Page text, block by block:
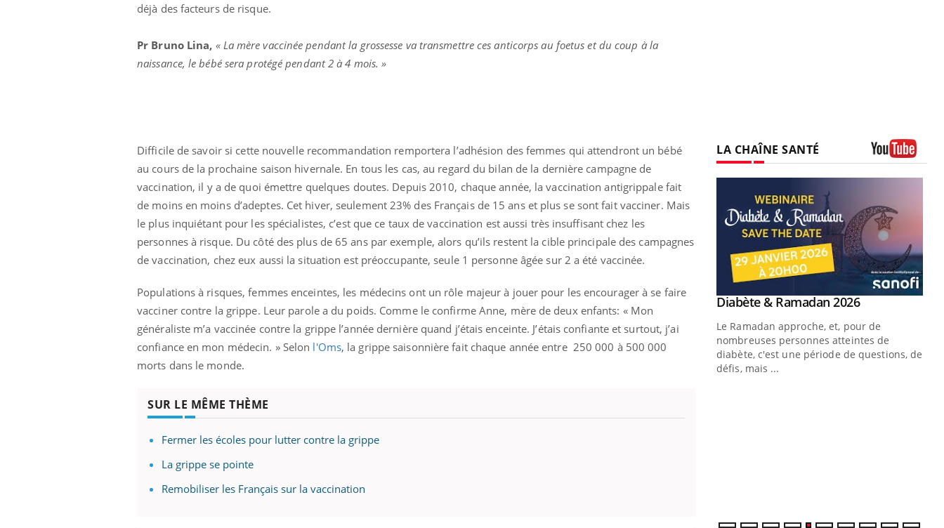
déjà des facteurs de risque.
Pr Bruno Lina, « La mère vaccinée pendant la grossesse va transmettre ces anticorps au foetus et du coup à la
naissance, le bébé sera protégé pendant 2 à 4 mois. »
Difficile de savoir si cette nouvelle recommandation remportera l’adhésion des femmes qui attendront un bébé
au cours de la prochaine saison hivernale. En tous les cas, au regard du bilan de la dernière campagne de
vaccination, il y a de quoi émettre quelques doutes. Depuis 2010, chaque année, la vaccination antigrippale fait
de moins en moins d’adeptes. Cet hiver, seulement 23% des Français de 15 ans et plus se sont fait vacciner. Mais
le plus inquiétant pour les spécialistes, c’est que ce taux de vaccination est aussi très insuffisant chez les
personnes à risque. Du côté des plus de 65 ans par exemple, alors qu’ils restent la cible principale des campagnes
de vaccination, chez eux aussi la situation est préoccupante, seule 1 personne âgée sur 2 a été vaccinée.
Populations à risques, femmes enceintes, les médecins ont un rôle majeur à jouer pour les encourager à se faire
vacciner contre la grippe. Leur parole a du poids. Comme le confirme Anne, mère de deux enfants: « Mon
généraliste m’a vaccinée contre la grippe l’année dernière quand j’étais enceinte. J’étais confiante et surtout, j’ai
confiance en mon médecin. » Selon l'Oms, la grippe saisonnière fait chaque année entre 250 000 à 500 000
morts dans le monde.
SUR LE MÊME THÈME
Fermer les écoles pour lutter contre la grippe
La grippe se pointe
Remobiliser les Français sur la vaccination
LA CHAÎNE SANTÉ
Carence en fer : comprendre pour
Youtube
Fatigue, irritabilité, brouillard mental ou
même alopécie… Les symptômes de la
Insuline & Charge mentale : et si on
osait en parler??Youtube
En 2026, l'insuline dans le diabète de type 2
reste entourée d'idées reçues chez les
Youtube
Eczéma Chronique des Mains : se
préparer pour l’été !Youtube
L'été arrive… et avec lui, un tout nouveau
rythme de vie ! Vacances, plage, piscine,
Youtube
Diabète & Ramadan 2026Youtube
Le Ramadan approche, et, pour de
nombreuses personnes atteintes de
diabète, c'est une période de questions, de
défis, mais ...